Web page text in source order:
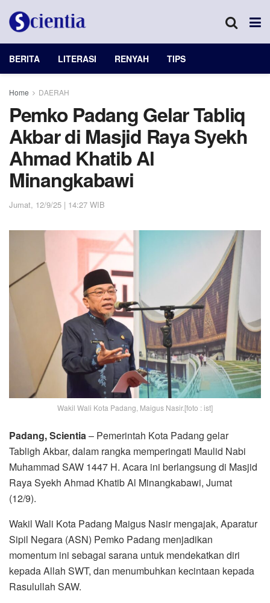
BERITA LITERASI RENYAH TIPS
Home DAERAH
Pemko Padang Gelar Tabliq
Akbar di Masjid Raya Syekh
Ahmad Khatib Al
Minangkabawi
Jumat, 12/9/25 | 14:27 WIB
Wakil Wali Kota Padang, Maigus Nasir.[foto : ist]
Padang, Scientia– Pemerintah Kota Padang gelar
Tabligh Akbar, dalam rangka memperingati Maulid Nabi
Muhammad SAW 1447 H. Acara ini berlangsung di Masjid
Raya Syekh Ahmad Khatib Al Minangkabawi, Jumat
(12/9).
Wakil Wali Kota Padang Maigus Nasir mengajak, Aparatur
Sipil Negara (ASN) Pemko Padang menjadikan
momentum ini sebagai sarana untuk mendekatkan diri
kepada Allah SWT, dan menumbuhkan kecintaan kepada
Rasulullah SAW.